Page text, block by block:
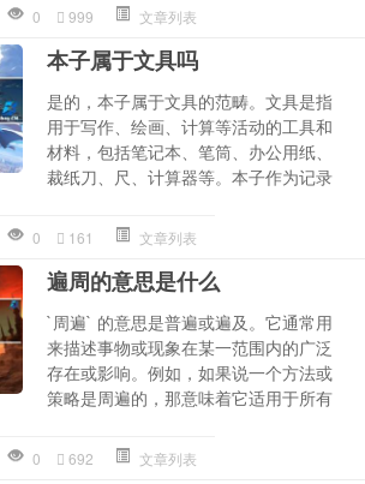
0 999 文章列表
本子属于文具吗
是的，本子属于文具的范畴。文具是指
用于写作、绘画、计算等活动的工具和
材料，包括笔记本、笔筒、办公用纸、
裁纸刀、尺、计算器等。本子作为记录
0 161 文章列表
遍周的意思是什么
`周遍` 的意思是普遍或遍及。它通常用
来描述事物或现象在某一范围内的广泛
存在或影响。例如，如果说一个方法或
策略是周遍的，那意味着它适用于所有
0 692 文章列表